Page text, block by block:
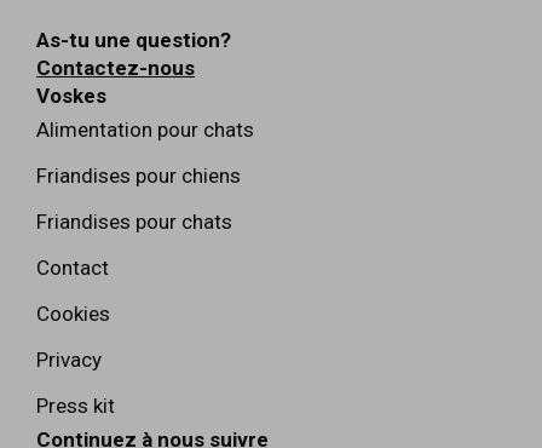
As-tu une question?
Contactez-nous
Voskes
Alimentation pour chats
Friandises pour chiens
Friandises pour chats
Contact
Cookies
Privacy
Press kit
Continuez à nous suivre